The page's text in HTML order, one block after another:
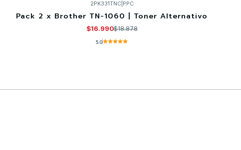
2PK331TNC| PPC
Pack 2 x Brother TN-1060 | Toner Alternativo
$16.990$18.878
5.0